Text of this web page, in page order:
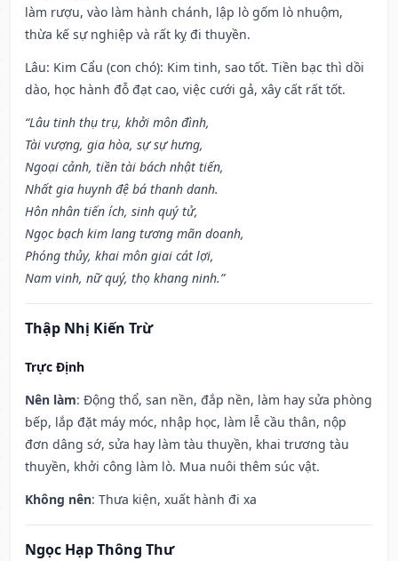
làm rượu, vào làm hành chánh, lập lò gốm lò nhuộm,
thừa kế sự nghiệp và rất kỵ đi thuyền.
Lâu: Kim Cẩu (con chó): Kim tinh, sao tốt. Tiền bạc thì dồi
dào, học hành đỗ đạt cao, việc cưới gả, xây cất rất tốt.
“Lâu tinh thụ trụ, khởi môn đình,
Tài vượng, gia hòa, sự sự hưng,
Ngoại cảnh, tiền tài bách nhật tiến,
Nhất gia huynh đệ bá thanh danh.
Hôn nhân tiến ích, sinh quý tử,
Ngọc bạch kim lang tương mãn doanh,
Phóng thủy, khai môn giai cát lợi,
Nam vinh, nữ quý, thọ khang ninh.”
Thập Nhị Kiến Trừ
Trực Định
Nên làm: Động thổ, san nền, đắp nền, làm hay sửa phòng
bếp, lắp đặt máy móc, nhập học, làm lễ cầu thân, nộp
đơn dâng sớ, sửa hay làm tàu thuyền, khai trương tàu
thuyền, khởi công làm lò. Mua nuôi thêm súc vật.
Không nên: Thưa kiện, xuất hành đi xa
Ngọc Hạp Thông Thư